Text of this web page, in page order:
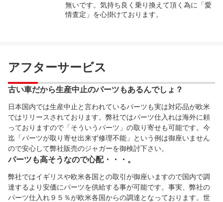
無いです。気持ち良く乗り換えて頂く為に「愛
情査定」を心掛けております。
アフターサービス
古い車だから生産中止のパーツもあるんでしょ？
日本国内では生産中止と言われているパーツも実は対応品が欧米
ではリリースされております。弊社ではパーツ仕入れは海外に頼
っておりますので「そういうパーツ」の取り寄せも可能です。今
迄「パーツが取り寄せ出来ず修理不能」という例は御座いません
ので安心して弊社販売のジャガーを御検討下さい。
パーツも高そうなので心配・・・。
弊社ではイギリスや欧米各国との取引が御座いますので国内で調
達するより安価にパーツを供給する事が可能です。事実、弊社の
パーツ仕入れ９５％が欧米各国からの調達となっております。世